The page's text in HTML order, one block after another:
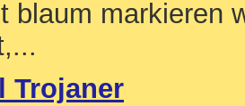
blaum markieren
Trojaner